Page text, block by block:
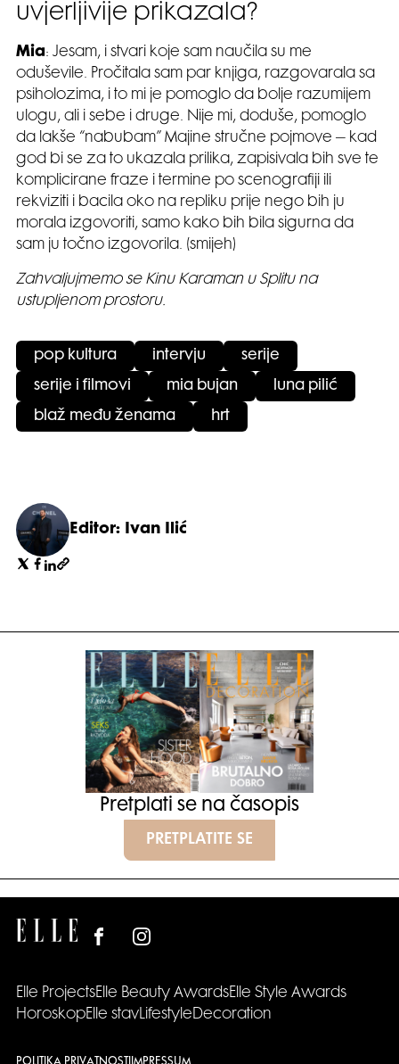
uvjerljivije prikazala?
Mia: Jesam, i stvari koje sam naučila su me
oduševile. Pročitala sam par knjiga, razgovarala sa
psiholozima, i to mi je pomoglo da bolje razumijem
ulogu, ali i sebe i druge. Nije mi, doduše, pomoglo
da lakše “nabubam” Majine stručne pojmove – kad
god bi se za to ukazala prilika, zapisivala bih sve te
komplicirane fraze i termine po scenografiji ili
rekviziti i bacila oko na repliku prije nego bih ju
morala izgovoriti, samo kako bih bila sigurna da
sam ju točno izgovorila. (smijeh)
Zahvaljujmemo se Kinu Karaman u Splitu na
ustupljenom prostoru.
pop kultura intervju serije
serije i filmovi mia bujan luna pilić
blaž među ženama hrt
Editor: Ivan Ilić
Pretplati se na časopis
PRETPLATITE SE
Elle ProjectsElle Beauty AwardsElle Style Awards
HoroskopElle stavLifestyleDecoration
POLITIKA PRIVATNOSTI IMPRESSUM